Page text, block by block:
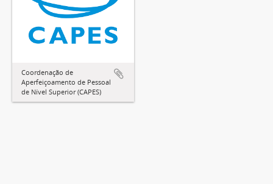
Coordenação de
Aperfeiçoamento de Pessoal
de Nível Superior (CAPES)